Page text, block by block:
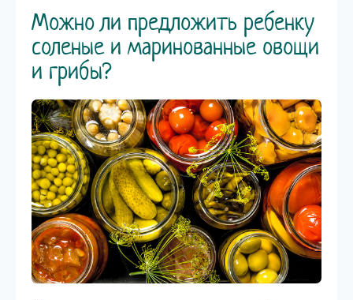
Можно ли предложить ребенку
соленые и маринованные овощи
и грибы?